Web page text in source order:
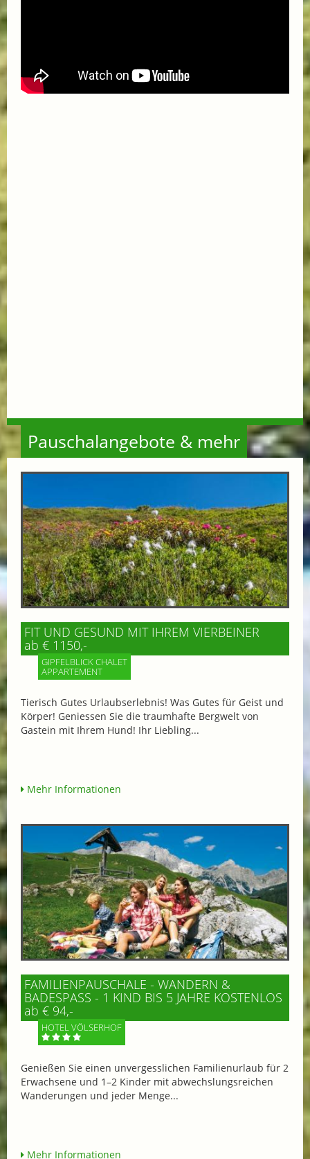
Pauschalangebote & mehr
FIT UND GESUND MIT IHREM VIERBEINER
ab € 1150,-
GIPFELBLICK CHALET
APPARTEMENT
Tierisch Gutes Urlaubserlebnis! Was Gutes für Geist und
Körper! Geniessen Sie die traumhafte Bergwelt von
Gastein mit Ihrem Hund! Ihr Liebling...
Mehr Informationen
FAMILIENPAUSCHALE - WANDERN &
BADESPASS - 1 KIND BIS 5 JAHRE KOSTENLOS
ab € 94,-
HOTEL VÖLSERHOF
Genießen Sie einen unvergesslichen Familienurlaub für 2
Erwachsene und 1–2 Kinder mit abwechslungsreichen
Wanderungen und jeder Menge...
Mehr Informationen